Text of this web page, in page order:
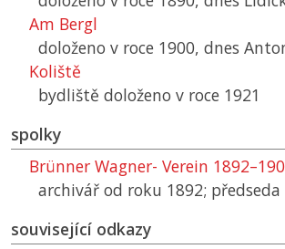
Am Bergl
doloženo v roce 1900, dnes
Koliště
bydliště doloženo v roce 1921
spolky
Brünner Wagner- Verein
archivář od roku 1892;
související odkazy